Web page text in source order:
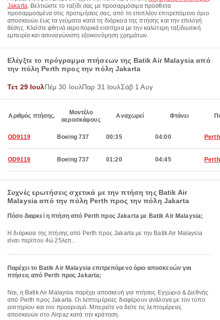
Jakarta. Βελτιώστε το ταξίδι σας με προσαρμόσιμα πρόσθετα
προσαρμοσμένα στις προτιμήσεις σας, από το επιπλέον επιτρεπόμενο όριο
αποσκευών έως τα γεύματα κατά τη διάρκεια της πτήσης και την επιλογή
θέσης. Κλείστε φθηνά αεροπορικά εισιτήρια με την καλύτερη ταξιδιωτική
εμπειρία και ασυναγώνιστη εξοικονόμηση χρημάτων.
Ελέγξτε το πρόγραμμα πτήσεων της Batik Air Malaysia από
την πόλη Perth προς την πόλη Jakarta
Τετ 29 ΙουλΠέμ 30 ΙουλΠαρ 31 ΙουλΣάβ 1 Αυγ
Αριθμός πτήσης.
Μοντέλο
αεροσκάφους
Αναχωρεί Φτάνει
OD9119 Boeing 737 00:35 04:00 Perth
OD9119 Boeing 737 01:20 04:45 Perth
Συχνές ερωτήσεις σχετικά με την πτήση της Batik Air
Malaysia από την πόλη Perth προς την πόλη Jakarta
Πόσο διαρκεί η πτήση από Perth προς Jakarta με Batik Air Malaysia;
Η διάρκεια της πτήσης από Perth προς Jakarta με την Batik Air Malaysia
είναι περίπου 4ώ 25λεπ..
Παρέχει το Batik Air Malaysia επιτρεπόμενο όριο αποσκευών για
πτήσεις από Perth προς Jakarta;
Ναι, η Batik Air Malaysia παρέχει αποσκευή για πτήσεις Εγχώρια & Διεθνής
από Perth προς Jakarta. Οι λεπτομέρειες διαφέρουν ανάλογα με τον τύπο
εισιτηρίου και τον προορισμό. Μπορείτε να δείτε τις λεπτομέρειες
αποσκευών στο Airpaz κατά την κράτηση.